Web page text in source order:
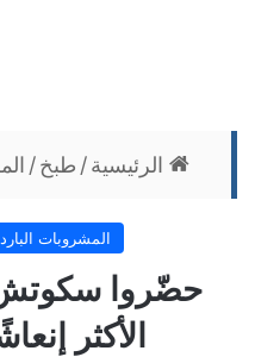
الرئيسية / طبخ /
المشروبات
حضّروا
الأكثر